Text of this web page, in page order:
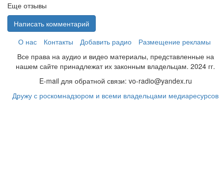
Еще отзывы
Написать комментарий
О нас
Контакты Добавить радио
Размещение рекламы
Все права на аудио и видео материалы, представленные на
нашем сайте принадлежат их законным владельцам. 2024 гг.
E-mail для обратной связи: vo-radio@yandex.ru
Дружу с роскомнадзором и всеми владельцами медиаресурсов